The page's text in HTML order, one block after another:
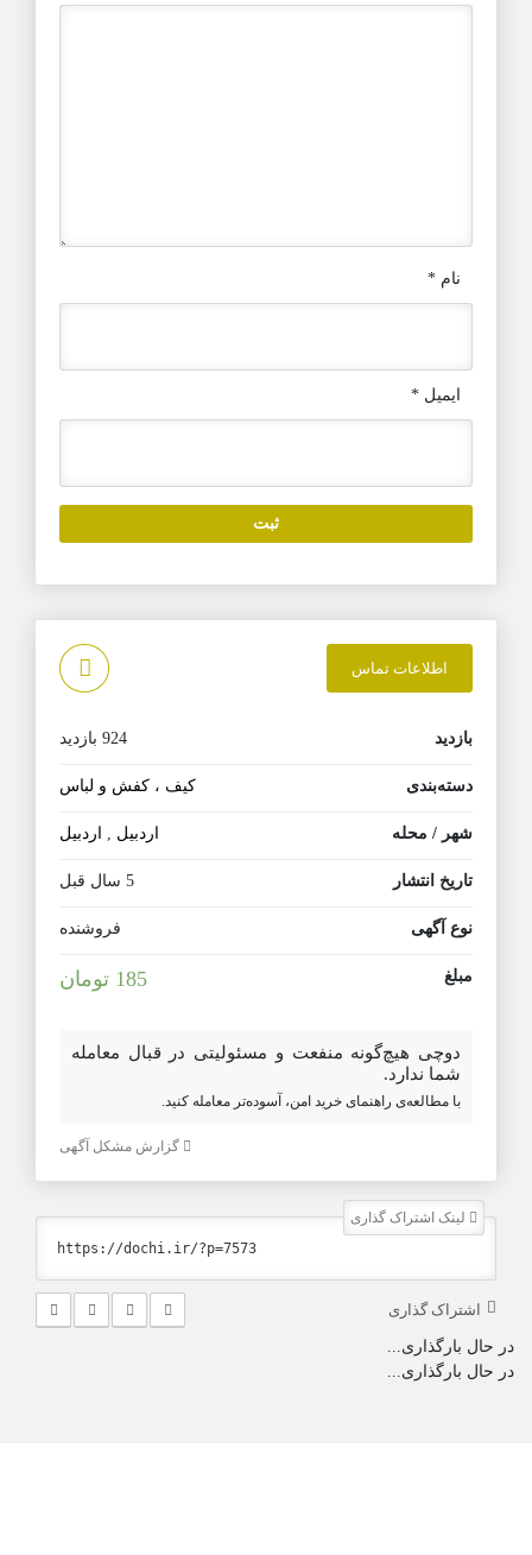
نام *
ایمیل *
اطلاعات تماس
بازدید 924 بازدید
دسته‌بندی کیف ، کفش و لباس
شهر / محله اردبیل اردبیل
تاریخ انتشار 5 سال قبل
نوع آگهی فروشنده
مبلغ 185 تومان
دوچی هیچ‌گونه منفعت و مسئولیتی در قبال معامله
شما ندارد.
با مطالعه‌ی راهنمای خرید امن، آسوده‌تر معامله کنید.
گزارش مشکل آگهی
لینک اشتراک گذاری
اشتراک گذاری
در حال بارگذاری...
در حال بارگذاری...